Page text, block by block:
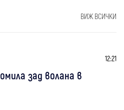
ВИЖ ВСИЧКИ
12:21
зад волана в